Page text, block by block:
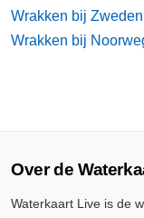
Wrakken bij Zweden
Wrakken bij
Over de
Waterkaart Live is de